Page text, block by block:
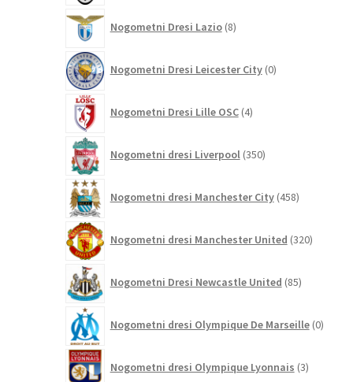
Nogometni Dresi Lazio 8izdelkov
Nogometni Dresi Leicester City 0izdelkov
Nogometni Dresi Lille OSC 4izdelki
Nogometni dresi Liverpool 350izdelkov
Nogometni dresi Manchester City 458izdelkov
Nogometni dresi Manchester United 320izdelkov
Nogometni Dresi Newcastle United 85izdelkov
Nogometni dresi Olympique De Marseille 0
Nogometni dresi Olympique Lyonnais 3izdelki